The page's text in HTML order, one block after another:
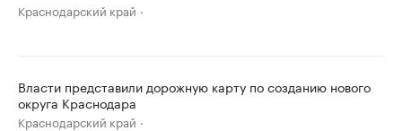
Краснодарский край
Власти представили дорожную карту по созданию нового
округа Краснодара
Краснодарский край